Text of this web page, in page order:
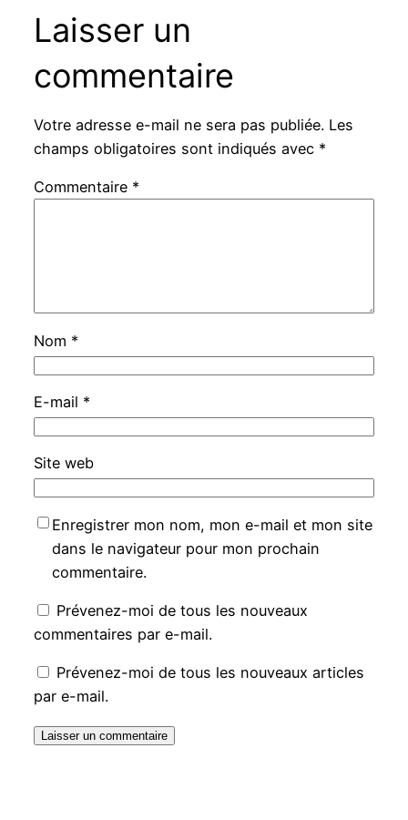
Laisser un
commentaire
Votre adresse e-mail ne sera pas publiée. Les
champs obligatoires sont indiqués avec *
Commentaire *
Nom *
E-mail *
Site web
Enregistrer mon nom, mon e-mail et mon site
dans le navigateur pour mon prochain
commentaire.
Prévenez-moi de tous les nouveaux
commentaires par e-mail.
Prévenez-moi de tous les nouveaux articles
par e-mail.